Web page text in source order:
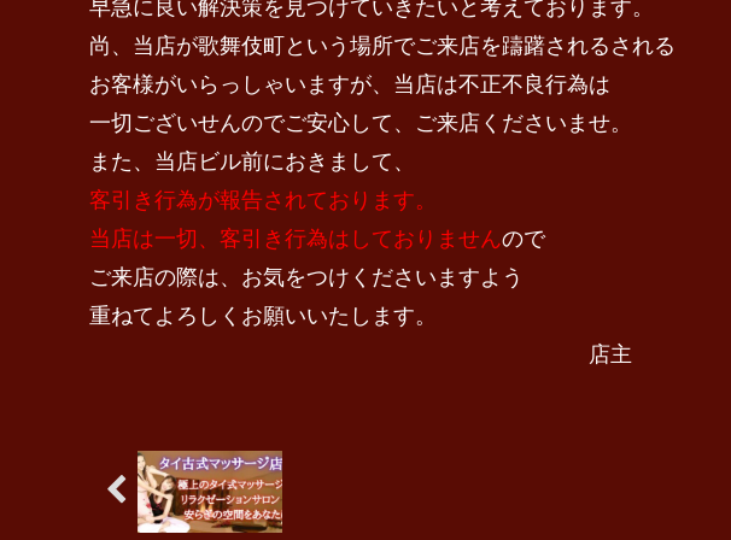
早急に良い解決策を見つけていきたいと考えております。
尚、当店が歌舞伎町という場所でご来店を躊躇されるされる
お客様がいらっしゃいますが、当店は不正不良行為は
一切ございせんのでご安心して、ご来店くださいませ。
また、当店ビル前におきまして、
客引き行為が報告されております。
当店は一切、客引き行為はしておりませんので
ご来店の際は、お気をつけくださいますよう
重ねてよろしくお願いいたします。
店主